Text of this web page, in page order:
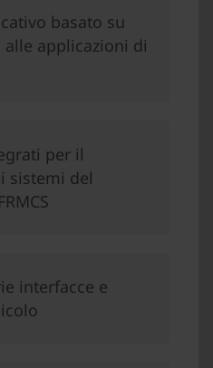
basato su
applicazioni di
per il
sistemi del
interfacce e